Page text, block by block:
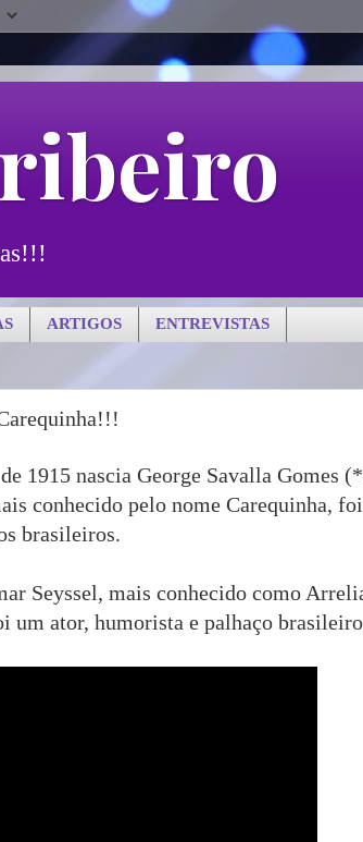
ARTIGOS ENTREVISTAS
1915 nascia George Savalla Gomes
conhecido pelo nome Carequinha,
brasileiros.
Seyssel, mais conhecido como
um ator, humorista e palhaço